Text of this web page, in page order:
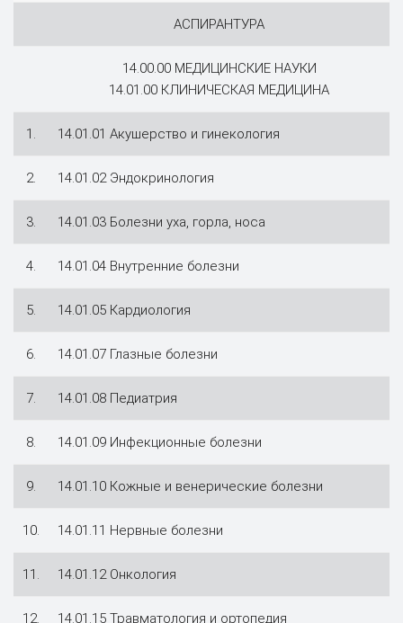
АСПИРАНТУРА
14.00.00 МЕДИЦИНСКИЕ НАУКИ
14.01.00 КЛИНИЧЕСКАЯ МЕДИЦИНА
1. 14.01.01 Акушерство и гинекология
2. 14.01.02 Эндокринология
3. 14.01.03 Болезни уха, горла, носа
4. 14.01.04 Внутренние болезни
5. 14.01.05 Кардиология
6. 14.01.07 Глазные болезни
7. 14.01.08 Педиатрия
8. 14.01.09 Инфекционные болезни
9. 14.01.10 Кожные и венерические болезни
10. 14.01.11 Нервные болезни
11. 14.01.12 Онкология
12. 14.01.15 Травматология и ортопедия